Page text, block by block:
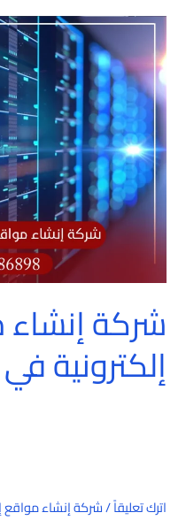
شركة
إلكترونية
اترك تعليقاً/شركة إنشاء مواقع
شركة
إنشاء
مواقع
إلكترونية
في
دبي